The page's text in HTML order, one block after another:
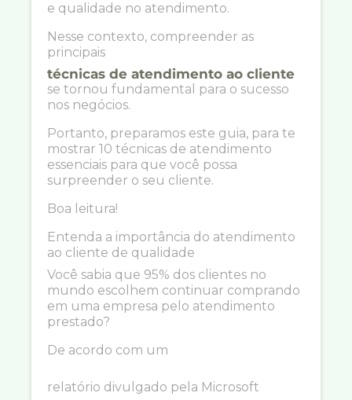
e qualidade no atendimento.
Nesse contexto, compreender as
principais
técnicas de atendimento ao cliente
se tornou fundamental para o sucesso
nos negócios.
Portanto, preparamos este guia, para te
mostrar 10 técnicas de atendimento
essenciais para que você possa
surpreender o seu cliente.
Boa leitura!
Entenda a importância do atendimento
ao cliente de qualidade
Você sabia que 95% dos clientes no
mundo escolhem continuar comprando
em uma empresa pelo atendimento
prestado?
De acordo com um
relatório divulgado pela Microsoft